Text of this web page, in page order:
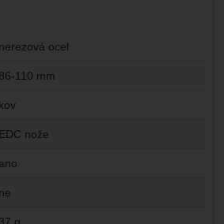
nerezová ocel
86-110 mm
kov
EDC nože
ano
ne